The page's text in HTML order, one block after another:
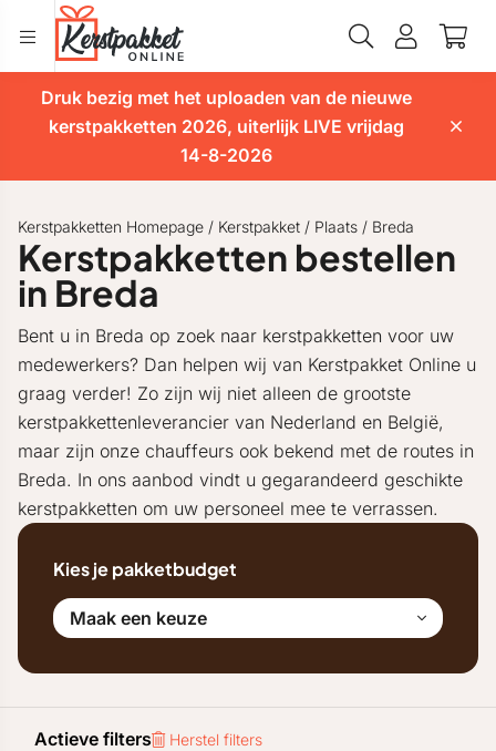
Druk bezig met het uploaden van de nieuwe
kerstpakketten 2026, uiterlijk LIVE vrijdag
14-8-2026
Kerstpakketten Homepage / Kerstpakket / Plaats / Breda
Kerstpakketten bestellen
in Breda
Bent u in Breda op zoek naar kerstpakketten voor uw
medewerkers? Dan helpen wij van Kerstpakket Online u
graag verder! Zo zijn wij niet alleen de grootste
kerstpakkettenleverancier van Nederland en België,
maar zijn onze chauffeurs ook bekend met de routes in
Breda. In ons aanbod vindt u gegarandeerd geschikte
kerstpakketten om uw personeel mee te verrassen.
Kies je pakketbudget
Maak een keuze
Actieve filters
Herstel filters